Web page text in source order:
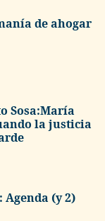
de ahogar
Sosa:María
la justicia
(y 2)